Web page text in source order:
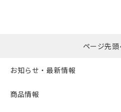
ページ先頭
お知らせ・最新情報
商品情報